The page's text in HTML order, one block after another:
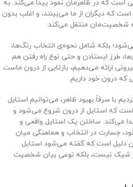
است که در ظاهرمان نمود پیدا می‌کند. به
که دیگران از ما می‌بینند، و اغلب بدون
شخصیت‌مان منتقل می‌کند.
بلکه شامل نحوه‌ی انتخاب رنگ‌ها،
طرز ایستادن و حتی نوع راه رفتن هم
ارائه می‌دهیم، بازتابی از درون ماست
که درون خود داریم.
با صرفاً بهبود ظاهر، می‌توانیم استایل
است که استایل از درون شروع می‌شود و
می‌کند. ساختن یک استایل واقعی و
جسارت در انتخاب و هماهنگی میان
است که گفته می‌شود استایل
شیک نیست، بلکه نوعی بیان شخصیت